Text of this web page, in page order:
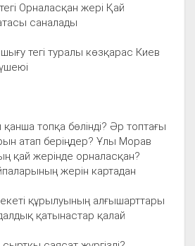
Орналасқан жері Қай
саналады
шығу тегі туралы көзқарас Киев
топқа бөлінді? Әр топтағы
атап беріңдер? Ұлы Морав
қай жерінде орналасқан?
жерін картадан
құрылуының алғышарттары
қатынастар қалай